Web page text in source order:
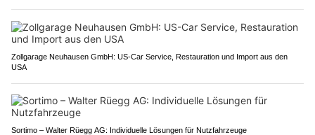
Zollgarage Neuhausen GmbH: US-Car Service, Restauration und Import aus den
USA
Sortimo – Walter Rüegg AG: Individuelle Lösungen für Nutzfahrzeuge